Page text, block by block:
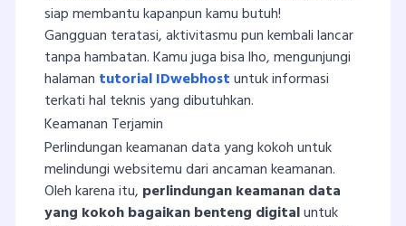
siap membantu kapanpun kamu butuh!
Gangguan teratasi, aktivitasmu pun kembali lancar
tanpa hambatan. Kamu juga bisa lho, mengunjungi
halaman tutorial IDwebhostuntuk informasi
terkati hal teknis yang dibutuhkan.
Keamanan Terjamin
Perlindungan keamanan data yang kokoh untuk
melindungi websitemu dari ancaman keamanan.
Oleh karena itu, perlindungan keamanan data
yang kokoh bagaikan benteng digitaluntuk